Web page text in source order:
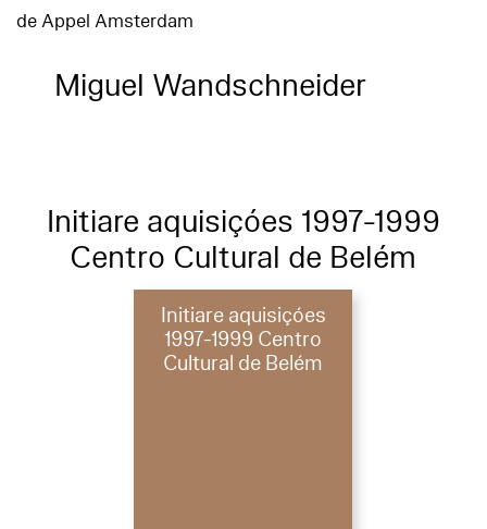
de Appel Amsterdam
Miguel Wandschneider
Initiare aquisiçóes 1997-1999
Centro Cultural de Belém
Initiare aquisiçóes
1997-1999 Centro
Cultural de Belém